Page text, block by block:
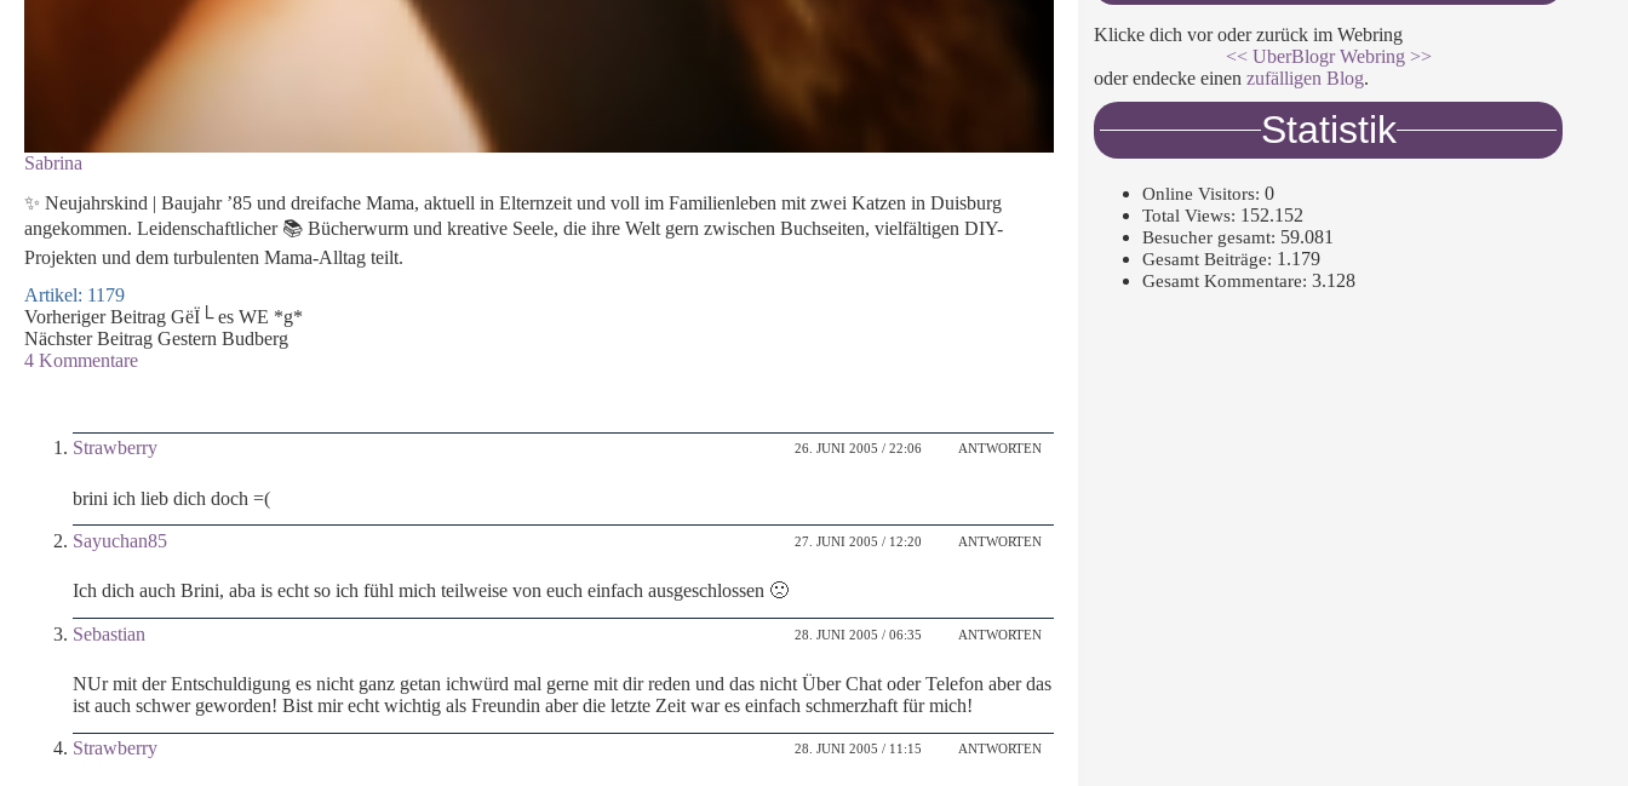
Sabrina
✨ Neujahrskind | Baujahr ’85 und dreifache Mama, aktuell in Elternzeit und voll im Familienleben mit zwei Katzen in Duisburg
angekommen. Leidenschaftlicher 📚 Bücherwurm und kreative Seele, die ihre Welt gern zwischen Buchseiten, vielfältigen DIY-
Projekten und dem turbulenten Mama-Alltag teilt.
Artikel: 1179
VorherigerBeitrag GëÏ└ es WE *g*
NächsterBeitrag Gestern Budberg
4 Kommentare
Strawberry 26. JUNI 2005 / 22:06 ANTWORTEN
brini ich lieb dich doch =(
Sayuchan85 27. JUNI 2005 / 12:20 ANTWORTEN
Ich dich auch Brini, aba is echt so ich fühl mich teilweise von euch einfach ausgeschlossen 🙁
Sebastian 28. JUNI 2005 / 06:35 ANTWORTEN
NUr mit der Entschuldigung es nicht ganz getan ichwürd mal gerne mit dir reden und das nicht Über Chat oder Telefon aber das
ist auch schwer geworden! Bist mir echt wichtig als Freundin aber die letzte Zeit war es einfach schmerzhaft für mich!
Strawberry 28. JUNI 2005 / 11:15 ANTWORTEN
Klicke dich vor oder zurück im Webring
<< UberBlogr Webring >>
oder endecke einenzufälligen Blog.
Statistik
Online Visitors:0
Total Views: 152.152
Besucher gesamt: 59.081
Gesamt Beiträge: 1.179
Gesamt Kommentare:3.128